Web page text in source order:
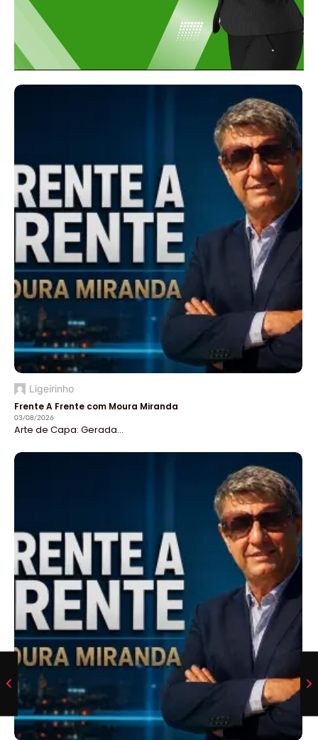
Ligeirinho
Frente A Frente com Moura Miranda
03/08/2026
Arte de Capa: Gerada...